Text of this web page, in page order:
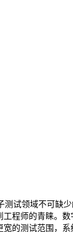
试领域不可缺少
工程师的青睐。
的测试范围，